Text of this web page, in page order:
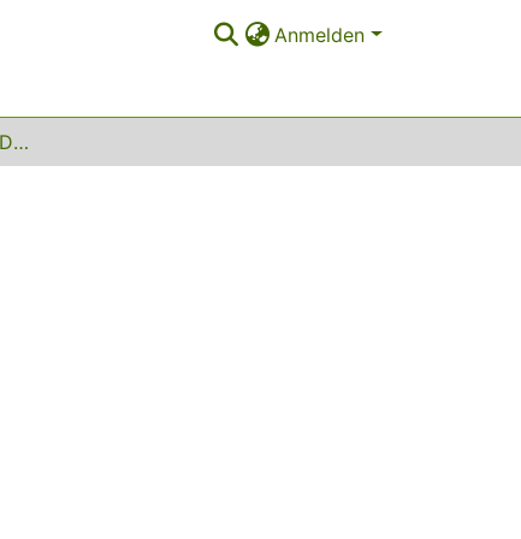
Anmelden
R3D3 Real Robo Rally Dare Devil Droids